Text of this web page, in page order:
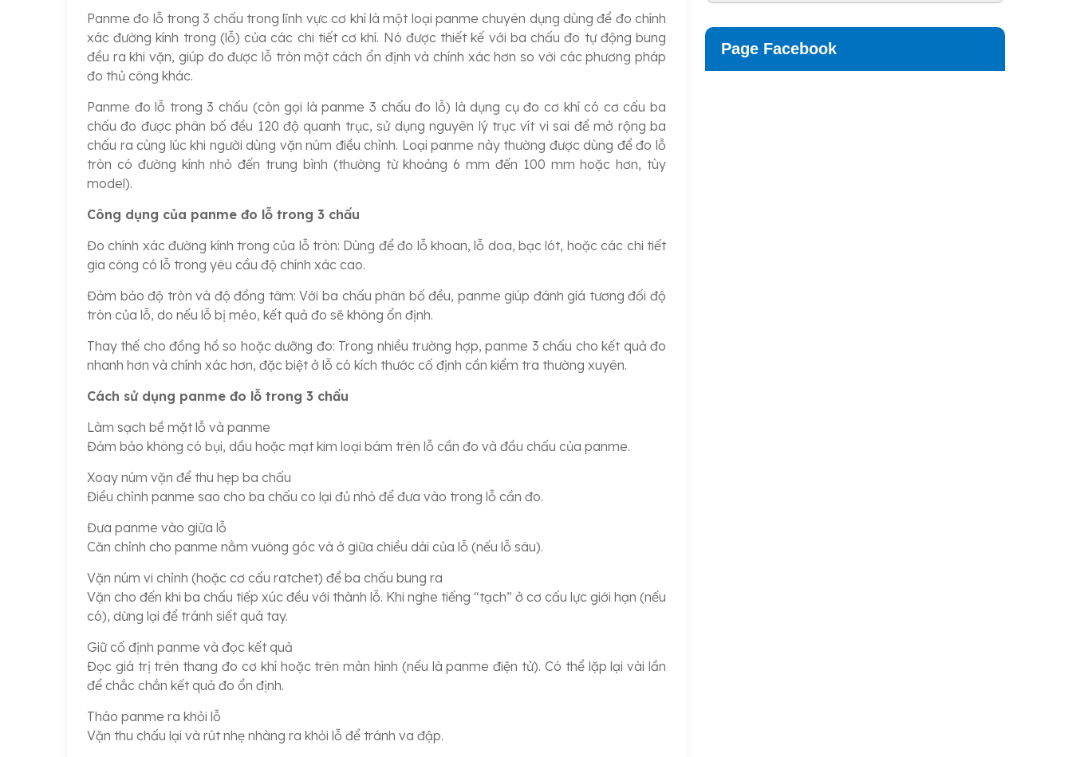
Panme đo lỗ trong 3 chấu trong lĩnh vực cơ khí là một loại panme chuyên dụng dùng để đo chính
xác đường kính trong (lỗ) của các chi tiết cơ khí. Nó được thiết kế với ba chấu đo tự động bung
đều ra khi vặn, giúp đo được lỗ tròn một cách ổn định và chính xác hơn so với các phương pháp
đo thủ công khác.
Panme đo lỗ trong 3 chấu (còn gọi là panme 3 chấu đo lỗ) là dụng cụ đo cơ khí có cơ cấu ba
chấu đo được phân bố đều 120 độ quanh trục, sử dụng nguyên lý trục vít vi sai để mở rộng ba
chấu ra cùng lúc khi người dùng vặn núm điều chỉnh. Loại panme này thường được dùng để đo lỗ
tròn có đường kính nhỏ đến trung bình (thường từ khoảng 6 mm đến 100 mm hoặc hơn, tùy
model).
Công dụng của panme đo lỗ trong 3 chấu
Đo chính xác đường kính trong của lỗ tròn: Dùng để đo lỗ khoan, lỗ doa, bạc lót, hoặc các chi tiết
gia công có lỗ trong yêu cầu độ chính xác cao.
Đảm bảo độ tròn và độ đồng tâm: Với ba chấu phân bố đều, panme giúp đánh giá tương đối độ
tròn của lỗ, do nếu lỗ bị méo, kết quả đo sẽ không ổn định.
Thay thế cho đồng hồ so hoặc dưỡng đo: Trong nhiều trường hợp, panme 3 chấu cho kết quả đo
nhanh hơn và chính xác hơn, đặc biệt ở lỗ có kích thước cố định cần kiểm tra thường xuyên.
Cách sử dụng panme đo lỗ trong 3 chấu
Làm sạch bề mặt lỗ và panme
Đảm bảo không có bụi, dầu hoặc mạt kim loại bám trên lỗ cần đo và đầu chấu của panme.
Xoay núm vặn để thu hẹp ba chấu
Điều chỉnh panme sao cho ba chấu co lại đủ nhỏ để đưa vào trong lỗ cần đo.
Đưa panme vào giữa lỗ
Căn chỉnh cho panme nằm vuông góc và ở giữa chiều dài của lỗ (nếu lỗ sâu).
Vặn núm vi chỉnh (hoặc cơ cấu ratchet) để ba chấu bung ra
Vặn cho đến khi ba chấu tiếp xúc đều với thành lỗ. Khi nghe tiếng “tạch” ở cơ cấu lực giới hạn (nếu
có), dừng lại để tránh siết quá tay.
Giữ cố định panme và đọc kết quả
Đọc giá trị trên thang đo cơ khí hoặc trên màn hình (nếu là panme điện tử). Có thể lặp lại vài lần
để chắc chắn kết quả đo ổn định.
Tháo panme ra khỏi lỗ
Vặn thu chấu lại và rút nhẹ nhàng ra khỏi lỗ để tránh va đập.
Page Facebook